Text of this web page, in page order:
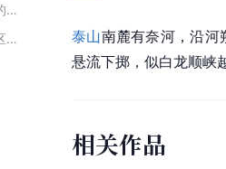
山东省泰安市泰山区的景点
山东省泰山风景名胜区西路游览线的主要景点 泰山南麓有奈河，沿河
悬流下掷，似白龙顺峡
相关作品